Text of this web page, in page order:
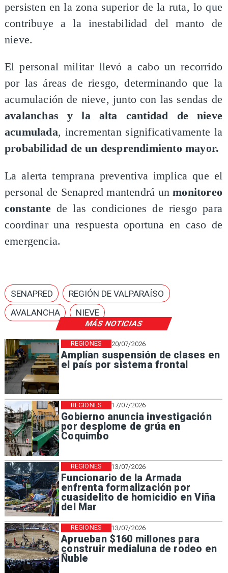
MÁS NOTICIAS
20/07/2026
Amplían suspensión de clases en
el país por sistema frontal
REGIONES
17/07/2026
Gobierno anuncia investigación
por desplome de grúa en
Coquimbo
REGIONES
13/07/2026
Funcionario de la Armada
enfrenta formalización por
cuasidelito de homicidio en Viña
del Mar
REGIONES
13/07/2026
Aprueban $160 millones para
construir medialuna de rodeo en
Ñuble
REGIONES
persisten en la zona superior de la ruta, lo que
contribuye a la inestabilidad del manto de
nieve.
El personal militar llevó a cabo un recorrido
por las áreas de riesgo, determinando que la
acumulación de nieve, junto con las sendas de
avalanchas y la alta cantidad de nieve
acumulada, incrementan significativamente la
probabilidad de un desprendimiento mayor.
La alerta temprana preventiva implica que el
personal de Senapred mantendrá unmonitoreo
constante de las condiciones de riesgo para
coordinar una respuesta oportuna en caso de
emergencia.
SENAPRED
REGIÓN DE VALPARAÍSO
AVALANCHA
NIEVE